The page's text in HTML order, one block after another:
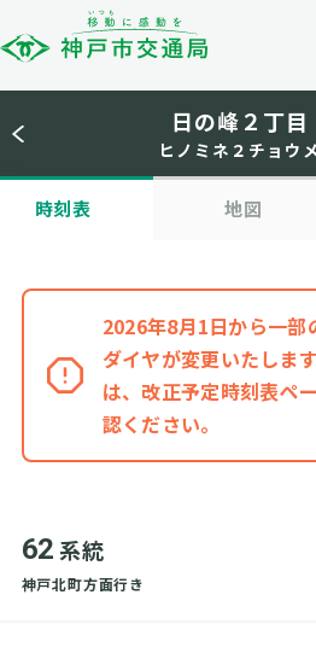
日の峰２丁目
ヒノミネ２チョウメ
時刻表 地図
2026年8月1日から一部
ダイヤが変更いたしま
は、改正予定時刻表ペ
認ください。
62 系統
神戸北町方面行き